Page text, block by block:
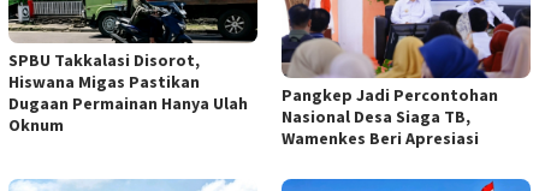
SPBU Takkalasi Disorot,
Hiswana Migas Pastikan
Dugaan Permainan Hanya Ulah
Oknum
Pangkep Jadi Percontohan
Nasional Desa Siaga TB,
Wamenkes Beri Apresiasi